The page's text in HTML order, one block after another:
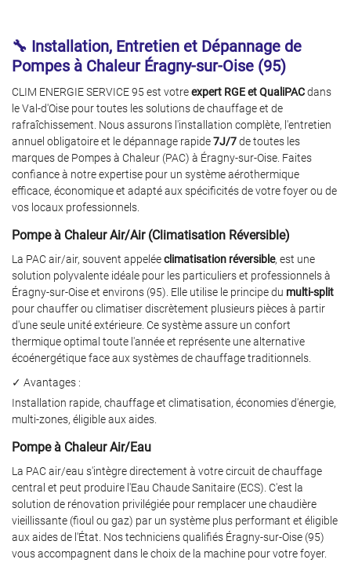
ACCUEIL
CHALEUR AIR/EAU
VENTILATION
SANITAIRE
AVIS
ACTUALITÉS
CONTACT
Une question
07 86 88 01
🔧 Installation, Entretien et Dépannage de
Pompes à Chaleur Éragny‑sur‑Oise (95)
CLIM ENERGIE SERVICE 95 est votreexpert RGE et QualiPACdans
le Val-d'Oise pour toutes les solutions de chauffage et de
rafraîchissement. Nous assurons l'installation complète, l'entretien
annuel obligatoire et le dépannage rapide7J/7de toutes les
marques de Pompes à Chaleur (PAC) à Éragny‑sur‑Oise. Faites
confiance à notre expertise pour un système aérothermique
efficace, économique et adapté aux spécificités de votre foyer ou de
vos locaux professionnels.
Pompe à Chaleur Air/Air (Climatisation Réversible)
La PAC air/air, souvent appeléeclimatisation réversible, est une
solution polyvalente idéale pour les particuliers et professionnels à
Éragny‑sur‑Oise et environs (95). Elle utilise le principe du multi-split
pour chauffer ou climatiser discrètement plusieurs pièces à partir
d'une seule unité extérieure. Ce système assure un confort
thermique optimal toute l'année et représente une alternative
écoénergétique face aux systèmes de chauffage traditionnels.
✓ Avantages :
Installation rapide, chauffage et climatisation, économies d'énergie,
multi-zones, éligible aux aides.
Pompe à Chaleur Air/Eau
La PAC air/eau s'intègre directement à votre circuit de chauffage
central et peut produire l'Eau Chaude Sanitaire (ECS). C'est la
solution de rénovation privilégiée pour remplacer une chaudière
vieillissante (fioul ou gaz) par un système plus performant et éligible
aux aides de l'État. Nos techniciens qualifiés Éragny‑sur‑Oise (95)
vous accompagnent dans le choix de la machine pour votre foyer.